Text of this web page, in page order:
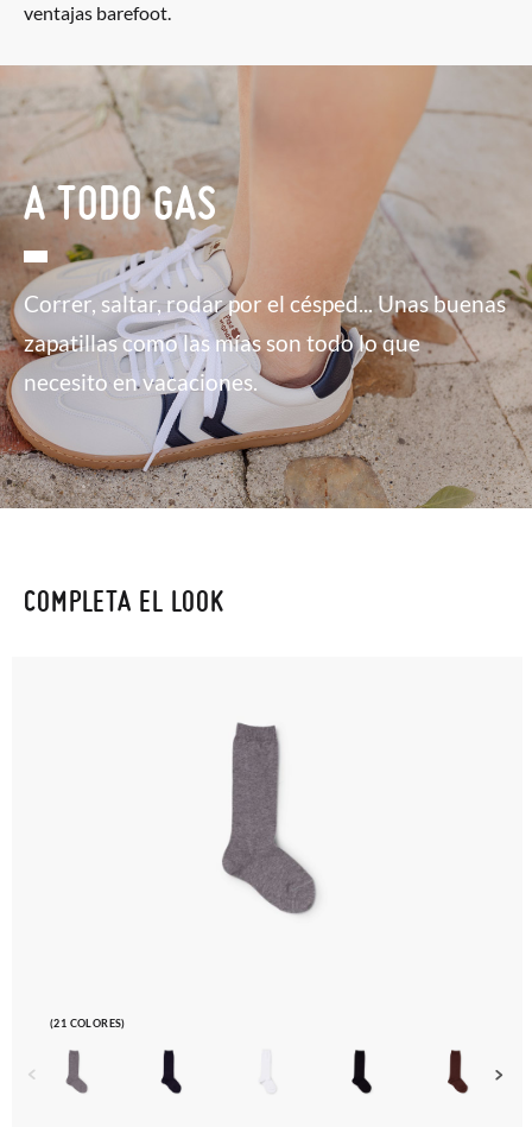
ventajas barefoot.
A TODO GAS
Correr, saltar, rodar por el césped... Unas buenas
zapatillas como las mías son todo lo que
necesito en vacaciones.
COMPLETA EL LOOK
(21 COLORES)